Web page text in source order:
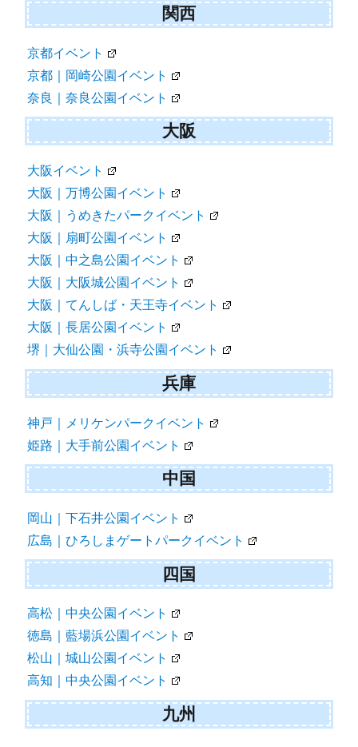
関西
京都イベント
京都｜岡崎公園イベント
奈良｜奈良公園イベント
大阪
大阪イベント
大阪｜万博公園イベント
大阪｜うめきたパークイベント
大阪｜扇町公園イベント
大阪｜中之島公園イベント
大阪｜大阪城公園イベント
大阪｜てんしば・天王寺イベント
大阪｜長居公園イベント
堺｜大仙公園・浜寺公園イベント
兵庫
神戸｜メリケンパークイベント
姫路｜大手前公園イベント
中国
岡山｜下石井公園イベント
広島｜ひろしまゲートパークイベント
四国
高松｜中央公園イベント
徳島｜藍場浜公園イベント
松山｜城山公園イベント
高知｜中央公園イベント
九州